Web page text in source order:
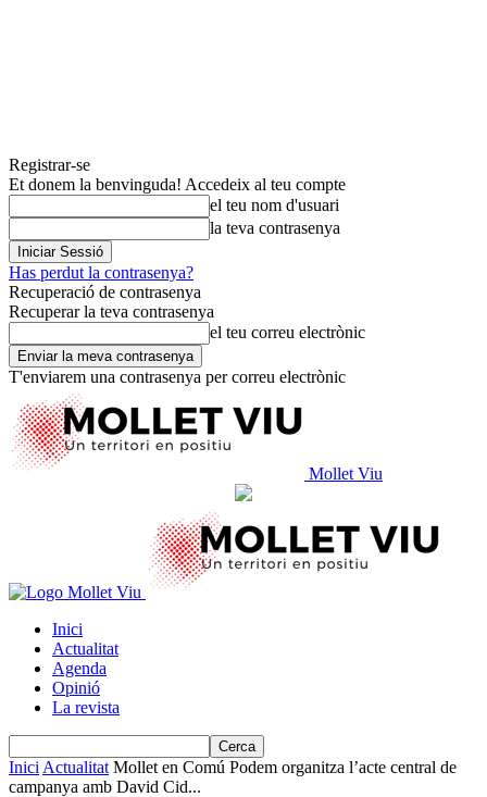
Registrar-se
Et donem la benvinguda! Accedeix al teu compte
el teu nom d'usuari
la teva contrasenya
Has perdut la contrasenya?
Recuperació de contrasenya
Recuperar la teva contrasenya
el teu correu electrònic
T'enviarem una contrasenya per correu electrònic
Mollet Viu
Inici
Actualitat
Agenda
Opinió
La revista
Inici Actualitat Mollet en Comú Podem organitza l’acte central de
campanya amb David Cid...